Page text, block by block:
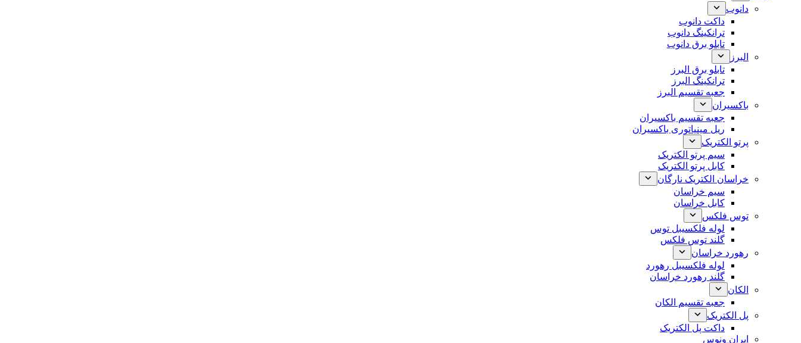
دانوب
داکت دانوب
ترانکینگ دانوب
تابلو برق دانوب
البرز
تابلو برق البرز
ترانکینگ البرز
جعبه تقسیم البرز
باکسیران
جعبه تقسیم باکسیران
ریل مینیاتوری باکسیران
پرتو الکتریک
سیم پرتو الکتریک
کابل پرتو الکتریک
خراسان الکتریک نارگان
سیم خراسان
کابل خراسان
توس فلکس
لوله فلکسیبل توس
گلند توس فلکس
رهورد خراسان
لوله فلکسیبل رهورد
گلند رهورد خراسان
الکان
جعبه تقسیم الکان
پل الکتریک
داکت پل الکتریک
ایران ونوس